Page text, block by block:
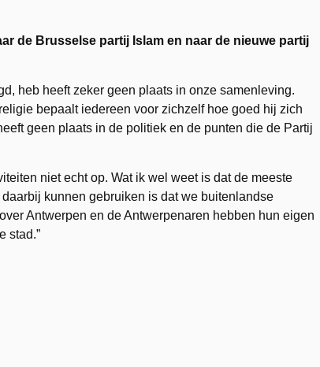
de Brusselse partij Islam en naar de nieuwe partij
heb heeft zeker geen plaats in onze samenleving.
bepaalt iedereen voor zichzelf hoe goed hij zich
geen plaats in de politiek en de punten die de Partij
niet echt op. Wat ik wel weet is dat de meeste
kunnen gebruiken is dat we buitenlandse
Antwerpen en de Antwerpenaren hebben hun eigen
stad.”